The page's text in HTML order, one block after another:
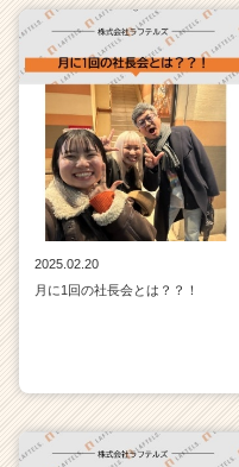
2025.02.20
月に1回の社長会とは？？！